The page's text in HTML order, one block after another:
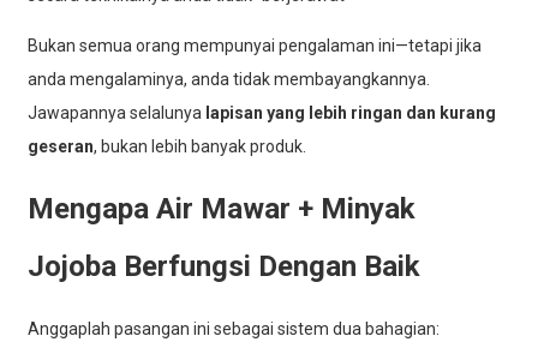
Bukan semua orang mempunyai pengalaman ini—tetapi jika
anda mengalaminya, anda tidak membayangkannya.
Jawapannya selalunya lapisan yang lebih ringan dan kurang
geseran, bukan lebih banyak produk.
Mengapa Air Mawar + Minyak
Jojoba Berfungsi Dengan Baik
Anggaplah pasangan ini sebagai sistem dua bahagian: